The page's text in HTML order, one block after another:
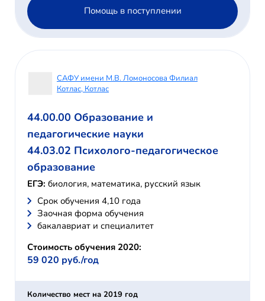
Помощь в поступлении
САФУ имени М.В. Ломоносова Филиал
Котлас, Котлас
44.00.00 Образование и
педагогические науки
44.03.02 Психолого-педагогическое
образование
ЕГЭ: биология, математика, русский язык
Cрок обучения 4,10 года
Заочная форма обучения
бакалавриат и специалитет
Стоимость обучения 2020:
59 020 руб./год
Количество мест на 2019 год